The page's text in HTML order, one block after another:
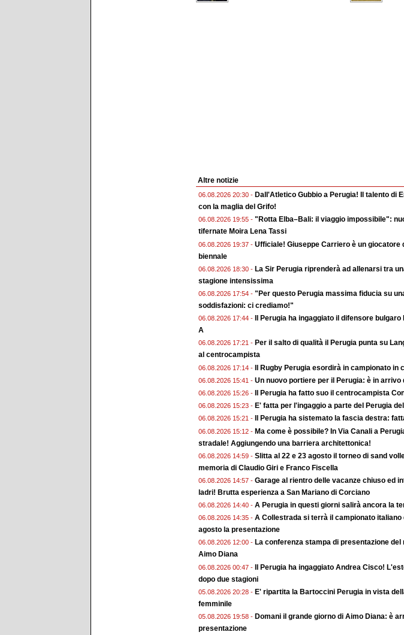
Altre notizie
06.08.2026 20:30 - Dall'Atletico Gubbio a Perugia! Il talento di
con la maglia del Grifo!
06.08.2026 19:55 - "Rotta Elba–Bali: il viaggio impossibile":
tifernate Moira Lena Tassi
06.08.2026 19:37 - Ufficiale! Giuseppe Carriero è un giocatore
biennale
06.08.2026 18:30 - La Sir Perugia riprenderà ad allenarsi tra
stagione intensissima
06.08.2026 17:54 - "Per questo Perugia massima fiducia su
soddisfazioni: ci crediamo!"
06.08.2026 17:44 -
Il Perugia ha ingaggiato il difensore
A
06.08.2026 17:21 - Per il salto di qualità il Perugia punta su
al centrocampista
06.08.2026 17:14 - Il Rugby Perugia esordirà in campionato in
06.08.2026 15:41 - Un nuovo portiere per il Perugia: è in arrivo
06.08.2026 15:26 - Il Perugia ha fatto suo il centrocampista
06.08.2026 15:23 - E' fatta per l'ingaggio a parte del Perugia
06.08.2026 15:21 - Il Perugia ha sistemato la fascia destra:
06.08.2026 15:12 - Ma come è possibile? In Via Canali a
stradale! Aggiungendo una barriera architettonica!
06.08.2026 14:59 - Slitta al 22 e 23 agosto il torneo di sand
memoria di Claudio Giri e Franco Fiscella
06.08.2026 14:57 - Garage al rientro delle vacanze chiuso ed
ladri! Brutta esperienza a San Mariano di Corciano
06.08.2026 14:40 - A Perugia in questi giorni salirà ancora la
06.08.2026 14:35 - A Collestrada si terrà il campionato
agosto la presentazione
06.08.2026 12:00 - La conferenza stampa di presentazione
Aimo Diana
06.08.2026 00:47 - Il Perugia ha ingaggiato Andrea Cisco!
dopo due stagioni
05.08.2026 20:28 - E' ripartita la Bartoccini Perugia in vista
femminile
05.08.2026 19:58 - Domani il grande giorno di Aimo Diana: è
presentazione